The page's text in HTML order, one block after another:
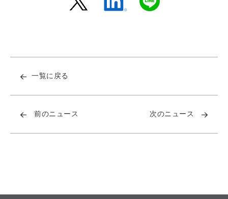
一覧に戻る
前のニュース 次のニュース